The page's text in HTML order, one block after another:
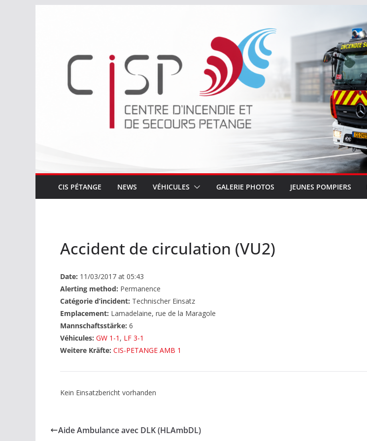
CIS PÉTANGE NEWS VÉHICULES GALERIE PHOTOS JEUNES POMPIERS
Accident de circulation (VU2)
Date: 11/03/2017 at 05:43
Alerting method: Permanence
Catégorie d’incident: Technischer Einsatz
Emplacement: Lamadelaine, rue de la Maragole
Mannschaftsstärke: 6
Véhicules: GW 1-1 , LF 3-1
Weitere Kräfte: CIS-PETANGE AMB 1
Kein Einsatzbericht vorhanden
Aide Ambulance avec DLK (HLAmbDL)